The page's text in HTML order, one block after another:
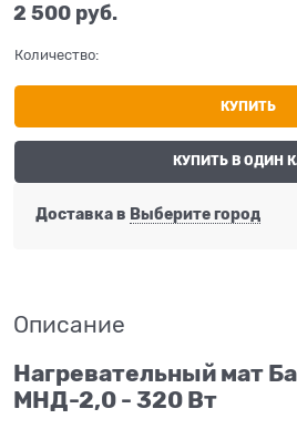
2 500 руб.
Количество:
КУПИТЬ
КУПИТЬ В ОДИН
Доставка в Выберите город
Описание
Нагревательный мат
МНД-2,0 - 320 Вт